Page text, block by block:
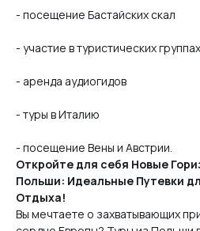
- посещение Бастайских скал
- участие в туристических группах
- аренда аудиогидов
- туры в Италию
- посещение Вены и Австрии.
Откройте для себя Новые
Польши: Идеальные Путевки
Отдыха!
Вы мечтаете о захватывающих